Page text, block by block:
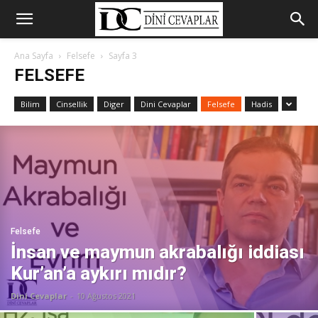
Ana Sayfa Felsefe Sayfa 3
FELSEFE
Bilim Cinsellik Diger Dini Cevaplar Felsefe Hadis
Felsefe
İnsan ve maymun akrabalığı iddiası
Kur’an’a aykırı mıdır?
Dini Cevaplar - 10 Ağustos 2021